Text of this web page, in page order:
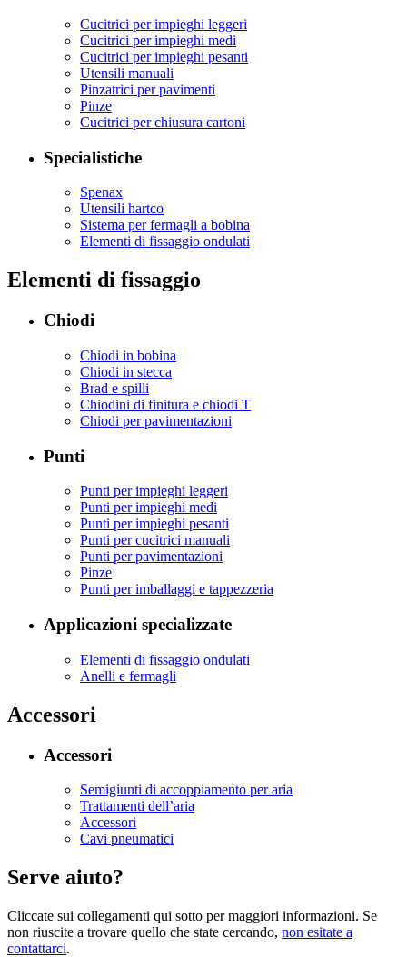
Cucitrici per impieghi leggeri
Cucitrici per impieghi medi
Cucitrici per impieghi pesanti
Utensili manuali
Pinzatrici per pavimenti
Pinze
Cucitrici per chiusura cartoni
Specialistiche
Spenax
Utensili hartco
Sistema per fermagli a bobina
Elementi di fissaggio ondulati
Elementi di fissaggio
Chiodi
Chiodi in bobina
Chiodi in stecca
Brad e spilli
Chiodini di finitura e chiodi T
Chiodi per pavimentazioni
Punti
Punti per impieghi leggeri
Punti per impieghi medi
Punti per impieghi pesanti
Punti per cucitrici manuali
Punti per pavimentazioni
Pinze
Punti per imballaggi e tappezzeria
Applicazioni specializzate
Elementi di fissaggio ondulati
Anelli e fermagli
Accessori
Accessori
Semigiunti di accoppiamento per aria
Trattamenti dell’aria
Accessori
Cavi pneumatici
Serve aiuto?
Cliccate sui collegamenti qui sotto per maggiori informazioni. Se
non riuscite a trovare quello che state cercando, non esitate a
contattarci.